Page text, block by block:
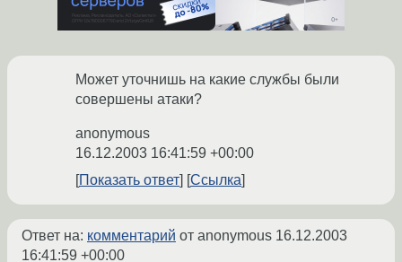
Может уточнишь на какие службы были
совершены атаки?
anonymous
16.12.2003 16:41:59 +00:00
Показать ответ
Ссылка
Ответ на: комментарий от anonymous 16.12.2003
16:41:59 +00:00